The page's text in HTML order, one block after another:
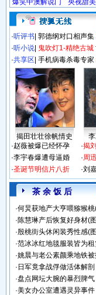
·听评书 郭德纲对口相声集
·听小说 鬼吹灯1-精绝古城
·共享区 手机病毒杀毒专家
揭田壮壮徐帆情史
·赵薇被爆已经怀孕
·李宇春爆遭母逼婚
·圣诞节明信片八折
·揭
·周
·刘
茶 余 饭 后
·何炅获地产大亨喂猕猴
·陈慧琳产后恢复好身材(
·殷桃街头休闲装秀性感(
·范冰冰红地毯服装皆为
·姚晨与老公素颜乘地铁被
· 日军竟拿战俘做活体解剖
·盘点网坛大腕的暴烈脾气
·美女办公室遭遇灵异事件